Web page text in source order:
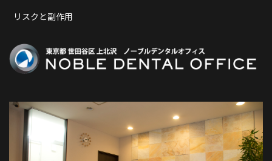
リスクと副作用